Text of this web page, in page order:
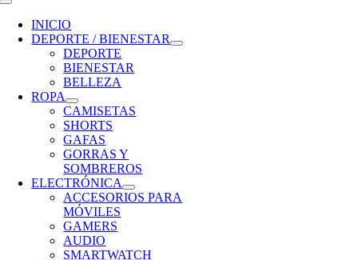
Toggle
Navigation
INICIO
DEPORTE / BIENESTAR
DEPORTE
BIENESTAR
BELLEZA
ROPA
CAMISETAS
SHORTS
GAFAS
GORRAS Y
SOMBREROS
ELECTRÓNICA
ACCESORIOS PARA
MÓVILES
GAMERS
AUDIO
SMARTWATCH